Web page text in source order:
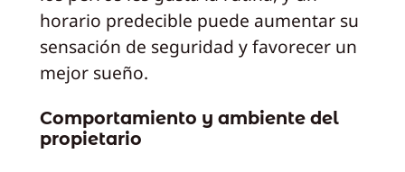
horario predecible puede aumentar su
sensación de seguridad y favorecer un
mejor sueño.
Comportamiento y ambiente del
propietario